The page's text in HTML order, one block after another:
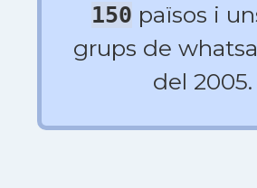
150 països i
grups de
del 2005.